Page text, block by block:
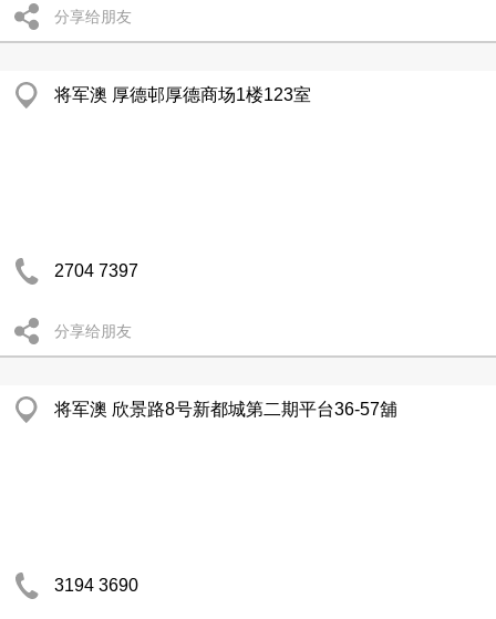
分享给朋友
将军澳 厚德邨厚德商场1楼123室
2704 7397
分享给朋友
将军澳 欣景路8号新都城第二期平台36-57舖
3194 3690